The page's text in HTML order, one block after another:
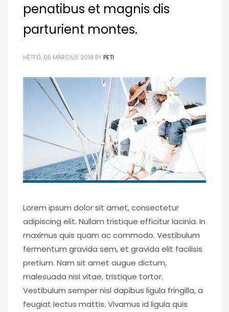
penatibus et magnis dis
parturient montes.
HÉTFŐ, 05 MÁRCIUS 2018 BY PETI
Lorem ipsum dolor sit amet, consectetur
adipiscing elit. Nullam tristique efficitur lacinia. In
maximus quis quam ac commodo. Vestibulum
fermentum gravida sem, et gravida elit facilisis
pretium. Nam sit amet augue dictum,
malesuada nisi vitae, tristique tortor.
Vestibulum semper nisl dapibus ligula fringilla, a
feugiat lectus mattis. Vivamus id ligula quis